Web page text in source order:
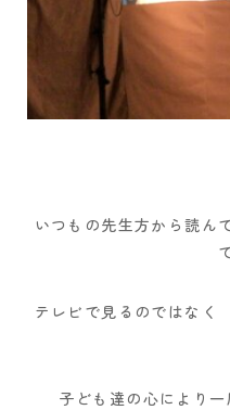
いつもの先生方から読
テレビで見るのではな
子ども達の心により